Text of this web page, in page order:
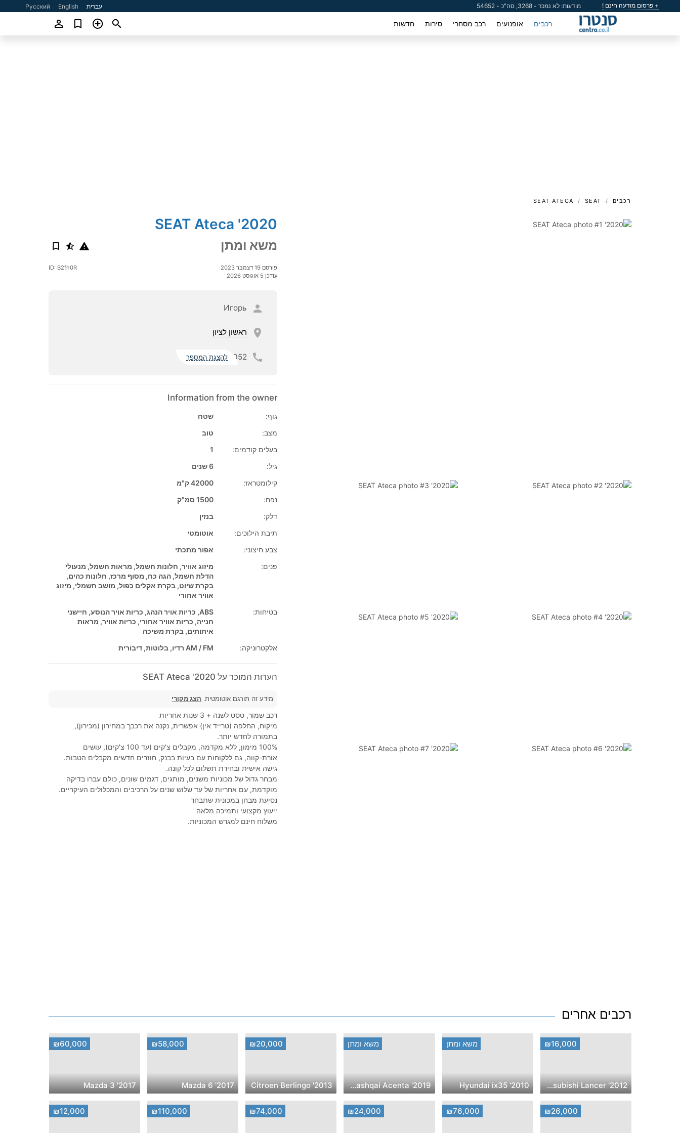
+ פרסום מודעה חינם ! מודעות: לא נמכר - 3268, סה"כ - 54652 עברית English
Русский
רכבים אופנועים רכב מסחרי סירות חדשות
רכבים SEAT
SEAT ATECA
2020' SEAT Ateca
משא ומתן
פורסם 19 דצמבר 2023
עודכן 5 אוגוסט 2026
ID: B2fh0R
Игорь
ראשון לציון
052 להצגת המספר
Information from the owner
גוף:
שטח
מצב:
טוב
בעלים קודמים:
1
גיל:
6 שנים
קילומטראז:
42000 ק"מ
נפח:
1500 סמ"ק
דלק:
בנזין
תיבת הילוכים:
אוטומטי
צבע חיצוני:
אפור מתכתי
פנים:
מיזוג אוויר, חלונות חשמל, מראות חשמל, מנעולי
הדלת חשמל, הגה כח, מסוף מרכז, חלונות כהים,
בקרת שיוט, בקרת אקלים כפול, מושב חשמלי, מיזוג
אוויר אחורי
בטיחות:
ABS, כריות אויר הנהג, כריות אויר הנוסע, חיישני
חנייה, כריות אוויר אחורי, כריות אוויר, מראות
איתותים, בקרת משיכה
אלקטרוניקה:
AM / FM רדיו, בלוטות, דיבורית
הערות המוכר על 2020' SEAT Ateca
מידע זה תורגם אוטומטית. הצג מקורי
רכב שמור, טסט לשנה + 3 שנות אחריות
מיקוח, החלפה (טרייד אין) אפשרית, נקנה את רכבך במחירון (מכירון),
בתמורה לחדש יותר.
100% מימון, ללא מקדמה, מקבלים צ'קים (עד 100 צ'קים), עושים
אורת-קווה, גם ללקוחות עם בעיות בבנק, חוזרים חדשים מקבלים הטבות.
גישה אישית ובחירת תשלום לכל קונה.
מבחר גדול של מכוניות משנים, מותגים, דגמים שונים, כולם עברו בדיקה
מוקדמת, עם אחריות של עד שלוש שנים על הרכיבים והמכלולים העיקריים.
נסיעת מבחן במכונית שתבחר
ייעוץ מקצועי ותמיכה מלאה
משלוח חינם למגרש המכוניות.
רכבים אחרים
₪16,000
2012' Mitsubishi Lancer
משא ומתן
2010' Hyundai ix35
משא ומתן
2019' Nissan Qashqai Acenta
₪20,000
2013' Citroen Berlingo
₪58,000
2017' Mazda 6
₪60,000
2017' Mazda 3
₪26,000
₪76,000
₪24,000
₪74,000
₪110,000
₪12,000